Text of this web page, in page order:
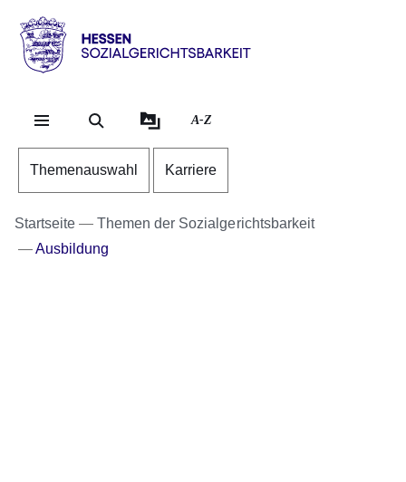
Direkt zum Kopf der
Direkt zum Inhalt
Direkt zum Fuß der
Hessen
Sozialgerichtsbarkeit
A-Z
Themenauswahl Karriere
Startseite
Themen der Sozialgerichtsbarkeit
Ausbildung